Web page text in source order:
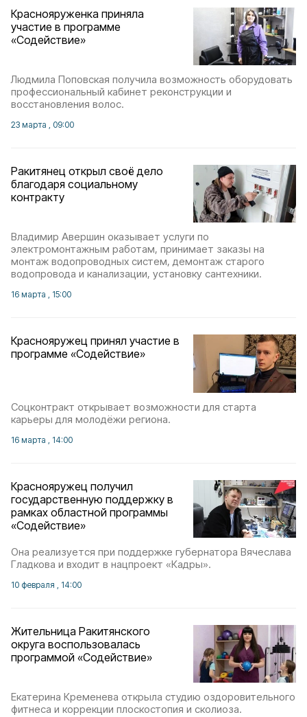
Краснояруженка приняла
участие в программе
«Содействие»
Людмила Поповская получила возможность оборудовать
профессиональный кабинет реконструкции и
восстановления волос.
23 марта , 09:00
Ракитянец открыл своё дело
благодаря социальному
контракту
Владимир Авершин оказывает услуги по
электромонтажным работам, принимает заказы на
монтаж водопроводных систем, демонтаж старого
водопровода и канализации, установку сантехники.⁣
16 марта , 15:00
Краснояружец принял участие в
программе «Содействие»
Соцконтракт открывает возможности для старта
карьеры для молодёжи региона.
16 марта , 14:00
Краснояружец получил
государственную поддержку в
рамках областной программы
«Содействие»
Она реализуется при поддержке губернатора Вячеслава
Гладкова и входит в нацпроект «Кадры».
10 февраля , 14:00
Жительница Ракитянского
округа воспользовалась
программой «Содействие»
Екатерина Кременева открыла студию оздоровительного
фитнеса и коррекции плоскостопия и сколиоза.